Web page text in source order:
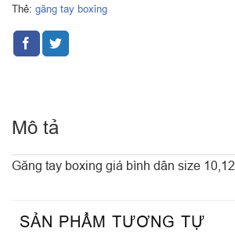
Thẻ: găng tay boxing
Mô tả
Găng tay boxing giá bình dân size 10,12
SẢN PHẨM TƯƠNG TỰ